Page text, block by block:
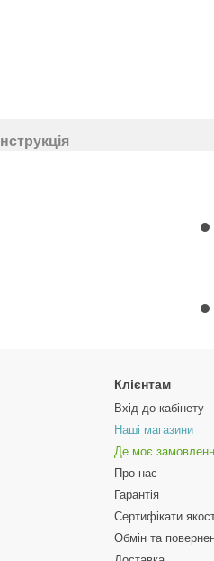
Інструкція
Клієнтам
Вхід до кабінету
Наші магазини
Де моє
Про нас
Гарантія
Сертифікати
Обмін та